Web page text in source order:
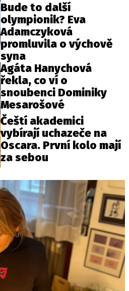
Bude to další
olympionik? Eva
Adamczyková
promluvila o výchově
syna
Agáta Hanychová
řekla, co ví o
snoubenci Dominiky
Mesarošové
Čeští akademici
vybírají uchazeče na
Oscara. První kolo mají
za sebou